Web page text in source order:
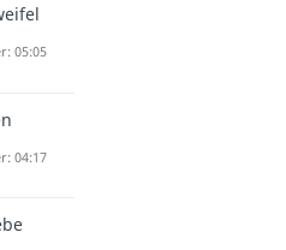
05:05
04:17